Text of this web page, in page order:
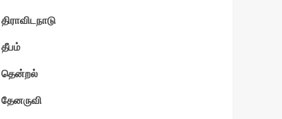
திராவிடநாடு
தீபம்
தென்றல்
தேனருவி